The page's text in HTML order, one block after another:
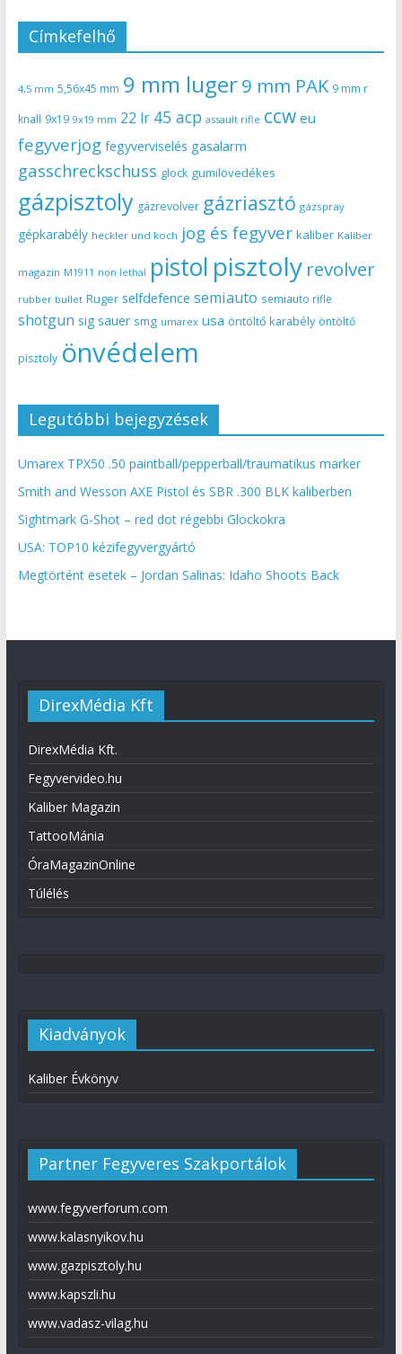
Címkefelhő
4,5 mm 5,56x45 mm 9 mm luger9 mm PAK 9 mm r
knall 9x19 9x19 mm 22 lr 45 acp assault rifle ccw eu
fegyverjog fegyverviselés gasalarm
gasschreckschuss glock gumilövedékes
gázpisztoly gázrevolver gázriasztó gázspray
gépkarabély heckler und koch jog és fegyver kaliber Kaliber
magazin M1911 non lethal pistol pisztoly revolver
rubber bullet Ruger selfdefence semiauto semiauto rifle
shotgun sig sauer smg umarex usa öntöltő karabély öntöltő
pisztoly önvédelem
Legutóbbi bejegyzések
Umarex TPX50 .50 paintball/pepperball/traumatikus marker
Smith and Wesson AXE Pistol és SBR .300 BLK kaliberben
Sightmark G-Shot – red dot régebbi Glockokra
USA: TOP10 kézifegyvergyártó
Megtörtént esetek – Jordan Salinas: Idaho Shoots Back
DirexMédia Kft
DirexMédia Kft.
Fegyvervideo.hu
Kaliber Magazin
TattooMánia
ÓraMagazinOnline
Túlélés
Kiadványok
Kaliber Évkönyv
Partner Fegyveres Szakportálok
www.fegyverforum.com
www.kalasnyikov.hu
www.gazpisztoly.hu
www.kapszli.hu
www.vadasz-vilag.hu